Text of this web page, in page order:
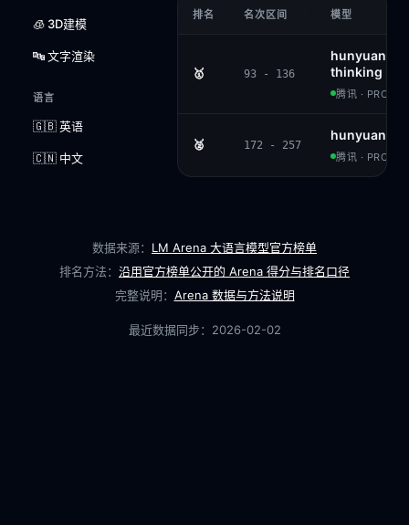
🧊 3D建模
🔤 文字渲染
语言
🇬🇧 英语
🇨🇳 中文
排名 名次区间 模型
🥇 93 - 136
hunyuan-
thinking
腾讯 ·
🥈 172 - 257
hunyuan-
腾讯 ·
数据来源： LM Arena 大语言模型官方榜单
排名方法： 沿用官方榜单公开的 Arena 得分与排名口径
完整说明： Arena 数据与方法说明
最近数据同步： 2026-02-02